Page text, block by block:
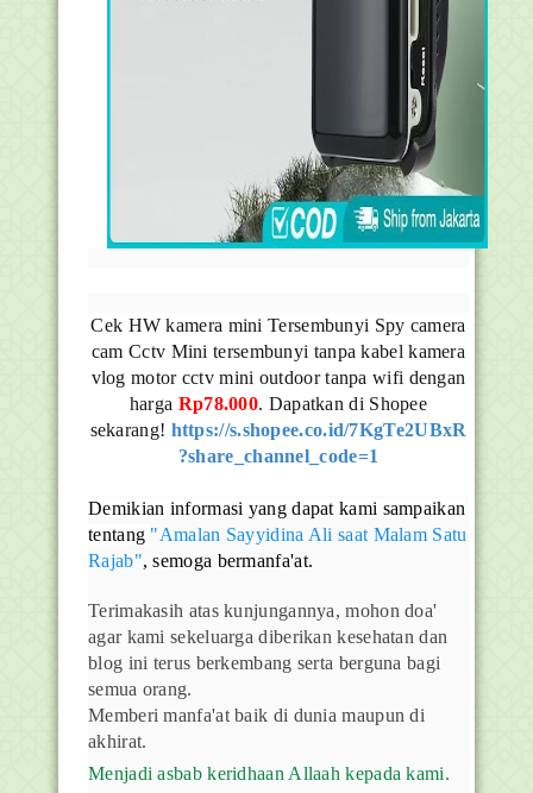
Cek HW kamera mini Tersembunyi Spy camera
cam Cctv Mini tersembunyi tanpa kabel kamera
vlog motor cctv mini outdoor tanpa wifi dengan
harga Rp78.000. Dapatkan di Shopee
sekarang! https://s.shopee.co.id/7KgTe2UBxR
?share_channel_code=1
Demikian informasi yang dapat kami sampaikan
tentang "Amalan Sayyidina Ali saat Malam Satu
Rajab", semoga bermanfa'at.
Terimakasih atas kunjungannya, mohon doa'
agar kami sekeluarga diberikan kesehatan dan
blog ini terus berkembang serta berguna bagi
semua orang.
Memberi manfa'at baik di dunia maupun di
akhirat.
Menjadi asbab keridhaan Allaah kepada kami.